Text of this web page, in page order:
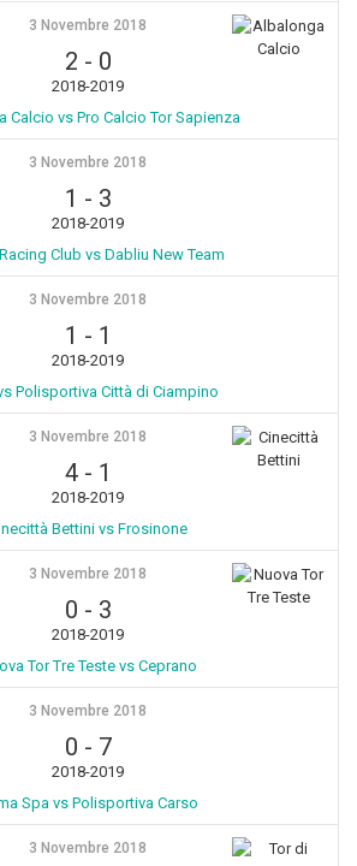
3 Novembre 2018
2 - 0
2018-2019
Calcio vs Pro Calcio Tor Sapienza
3 Novembre 2018
1 - 3
2018-2019
Club vs Dabliu New Team
3 Novembre 2018
1 - 1
2018-2019
Polisportiva Città di Ciampino
3 Novembre 2018
4- 1
2018-2019
Bettini vs Frosinone
3 Novembre 2018
0 - 3
2018-2019
Tor Tre Teste vs Ceprano
3 Novembre 2018
0 - 7
2018-2019
Spa vs Polisportiva Carso
3 Novembre 2018